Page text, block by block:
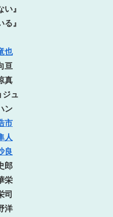
也
亘
真
ジュ
ン
市
人
良
郎
栄
司
洋